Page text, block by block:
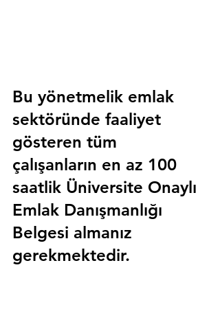
Bu yönetmelik emlak
sektöründe faaliyet
gösteren tüm
çalışanların en az 100
saatlik Üniversite Onaylı
Emlak Danışmanlığı
Belgesi almanız
gerekmektedir.